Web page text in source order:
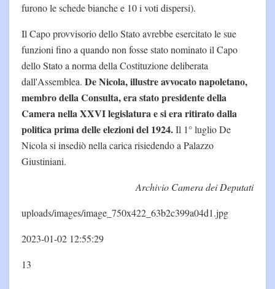
furono le schede bianche e 10 i voti dispersi).
Il Capo provvisorio dello Stato avrebbe esercitato le sue
funzioni fino a quando non fosse stato nominato il Capo
dello Stato a norma della Costituzione deliberata
dall'Assemblea. De Nicola, illustre avvocato napoletano,
membro della Consulta, era stato presidente della
Camera nella XXVI legislatura e si era ritirato dalla
politica prima delle elezioni del 1924.Il 1° luglio De
Nicola si insediò nella carica risiedendo a Palazzo
Giustiniani.
Archivio Camera dei Deputati
uploads/images/image_750x422_63b2c399a04d1.jpg
2023-01-02 12:55:29
13